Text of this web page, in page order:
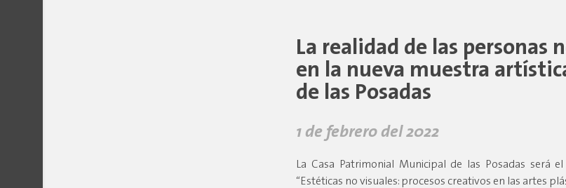
La realidad de las personas
en la nueva muestra
de las Posadas
1 de febrero del 2022
La Casa Patrimonial Municipal de las Posadas será
“Estéticas no visuales: procesos creativos en las artes